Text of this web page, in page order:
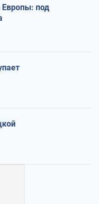
Европы: под